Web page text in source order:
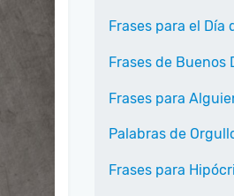
Frases para el Día
Frases de Buenos
Frases para
Palabras de
Frases para